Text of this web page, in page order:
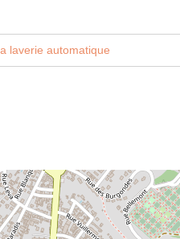
laverie automatique